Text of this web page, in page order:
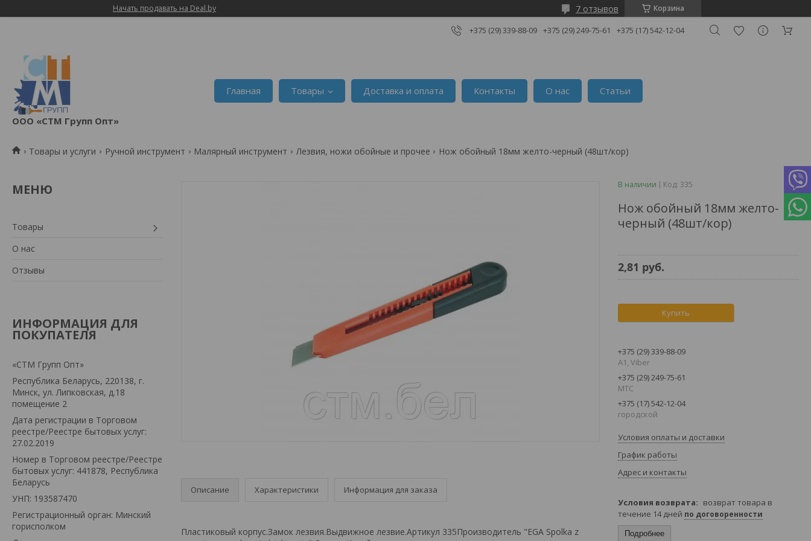
Начать продавать на Deal.by Корзина
7 отзывов
+375 (29) 339-88-09 +375 (29) 249-75-61 +375 (17) 542-12-04
ООО «СТМ Групп Опт»
Главная Товары Доставка и оплата Контакты О нас Статьи
Товары и услуги Ручной инструмент Малярный инструмент Лезвия, ножи обойные и прочее Нож обойный 18мм желто-черный (48шт/кор)
Товары
О нас
Отзывы
ИНФОРМАЦИЯ ДЛЯ
ПОКУПАТЕЛЯ
«СТМ Групп Опт»
Республика Беларусь, 220138, г.
Минск, ул. Липковская, д.18
помещение 2
Дата регистрации в Торговом
реестре/Реестре бытовых услуг:
27.02.2019
Номер в Торговом реестре/Реестре
бытовых услуг: 441878, Республика
Беларусь
УНП: 193587470
Регистрационный орган: Минский
горисполком
Описание Характеристики Информация для заказа
Пластиковый корпус.Замок лезвия.Выдвижное лезвие.Артикул 335Производитель "EGA Spolka z
В наличии Код: 335
Нож обойный 18мм желто-
черный (48шт/кор)
2,81 руб.
Купить
+375 (29) 339-88-09
A1, Viber
+375 (29) 249-75-61
МТС
+375 (17) 542-12-04
городской
Условия оплаты и доставки
График работы
Адрес и контакты
возврат товара в
течение 14 дней по договоренности
Подробнее